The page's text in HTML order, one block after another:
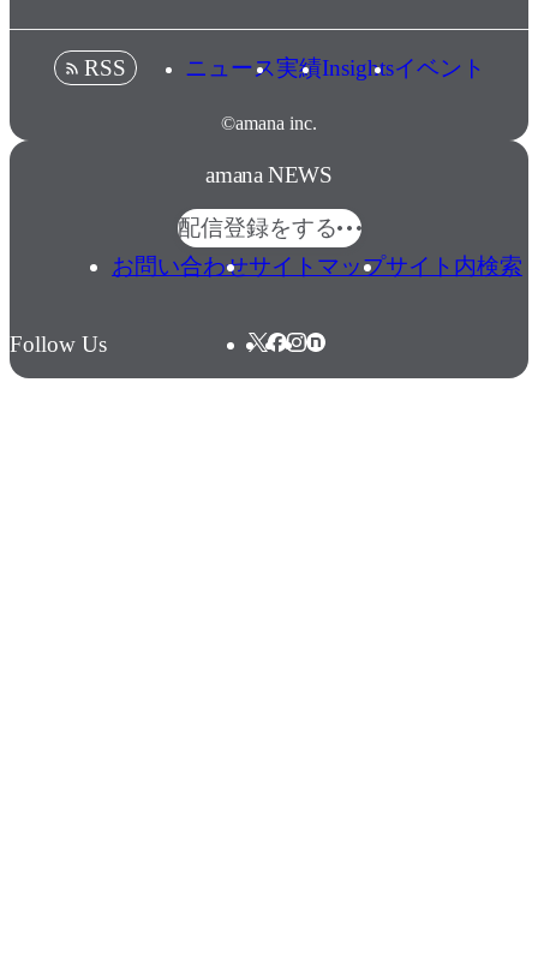
©amana inc.
RSS ニュース実績Insightsイベント
amana NEWS
配信登録をする
お問い合わせサイトマップサイト内検索
Follow Us